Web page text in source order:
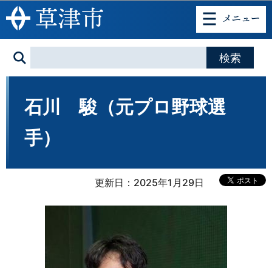
このページの本文へ移動
石川 駿（元プロ野球選
手）
更新日：2025年1月29日